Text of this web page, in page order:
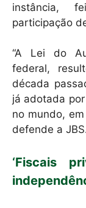
instância,
participação
“A Lei do
federal,
década
já adotada
no mundo,
defende a
‘Fiscais